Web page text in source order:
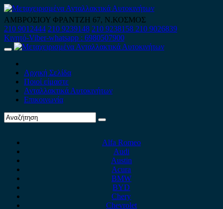
Skip
to
content
ΑΜΒΡΟΣΙΟΥ ΦΡΑΝΤΖΗ 67, Ν.ΚΟΣΜΟΣ
210 9012444 210 9239148 210 9238158 210 9026839
Κινητό-Viber-whatsapp : 6980507900
Primary
Αρχική Σελίδα
Ποιοί είμαστε
Ανταλλακτικά Αυτοκινήτων
Επικοινωνία
Alfa Romeo
Audi
Austin
Acura
BMW
BYD
Chery
Chevrolet